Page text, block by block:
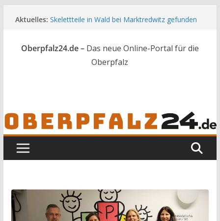
Inhalt
Aktuelles: Skelettteile in Wald bei Marktredwitz gefunden
Feuerwerkskörper löst Flächenbrand bei
Vohenstrauß aus
Zwei Schwerverletzte bei Motorradunfall nahe
Oberpfalz24.de – Das neue Online-Portal für die
Oberpfalz